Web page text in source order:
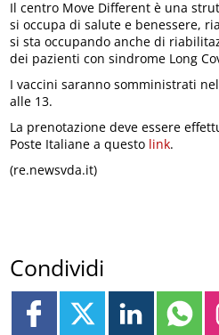
Il centro Move Different è una
si occupa di salute e benessere,
si sta occupando anche di
dei pazienti con sindrome Long
I vaccini saranno somministrati
alle 13.
La prenotazione deve essere
Poste Italiane a questo link.
(re.newsvda.it)
Condividi